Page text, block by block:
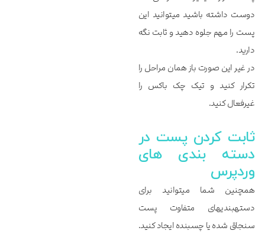
دوست داشته باشید می‎توانید این
پست را مهم جلوه دهید و ثابت نگه
دارید.
در غیر این صورت باز همان مراحل را
تکرار کنید و تیک چک باکس را
غیرفعال کنید.
ثابت کردن پست در
دسته بندی های
وردپرس
همچنین شما می‎توانید برای
دسته‎بندی‎های متفاوت پست
سنجاق شده یا چسبنده ایجاد کنید.